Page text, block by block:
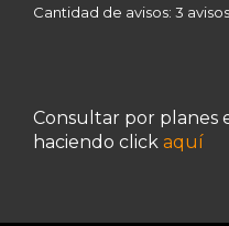
Cantidad de avisos: 3
Consultar por planes
haciendo click aquí